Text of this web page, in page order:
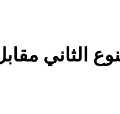
الثاني